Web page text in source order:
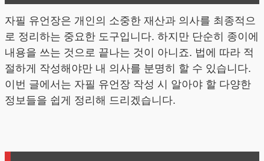
자필 유언장은 개인의 소중한 재산과 의사를 최종적으
로 정리하는 중요한 도구입니다. 하지만 단순히 종이에
내용을 쓰는 것으로 끝나는 것이 아니죠. 법에 따라 적
절하게 작성해야만 내 의사를 분명히 할 수 있습니다.
이번 글에서는 자필 유언장 작성 시 알아야 할 다양한
정보들을 쉽게 정리해 드리겠습니다.